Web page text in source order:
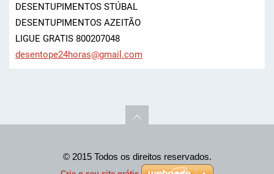
DESENTUPIMENTOS STÚBAL
DESENTUPIMENTOS AZEITÃO
LIGUE GRATIS 800207048
desentope24horas@gmail.com
© 2015 Todos os direitos reservados.